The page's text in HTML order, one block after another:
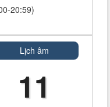
20:59)
Lịch âm
11